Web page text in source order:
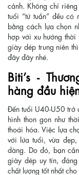
cảnh. Không chỉ
tuổi “tứ tuần” đều
bằng cách lựa chọn
hợp với xu hướng
giày dép trung niên
đây đây nhé.
Biti’s -
hàng đầu
Đến tuổi U40-U50 trở
hình thon gọn như
thoái hóa. Việc lựa
với lứa tuổi, vừa
dàng. Do đó, bạn
giày dép uy tín,
chất lượng tốt nhất